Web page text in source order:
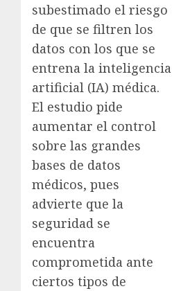
subestimado el riesgo
de que se filtren los
datos con los que se
entrena la inteligencia
artificial (IA) médica.
El estudio pide
aumentar el control
sobre las grandes
bases de datos
médicos, pues
advierte que la
seguridad se
encuentra
comprometida ante
ciertos tipos de